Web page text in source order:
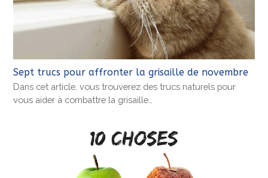
Sept trucs pour affronter la grisaille de novembre
Dans cet article, vous trouverez des trucs naturels pour
vous aider à combattre la grisaille…